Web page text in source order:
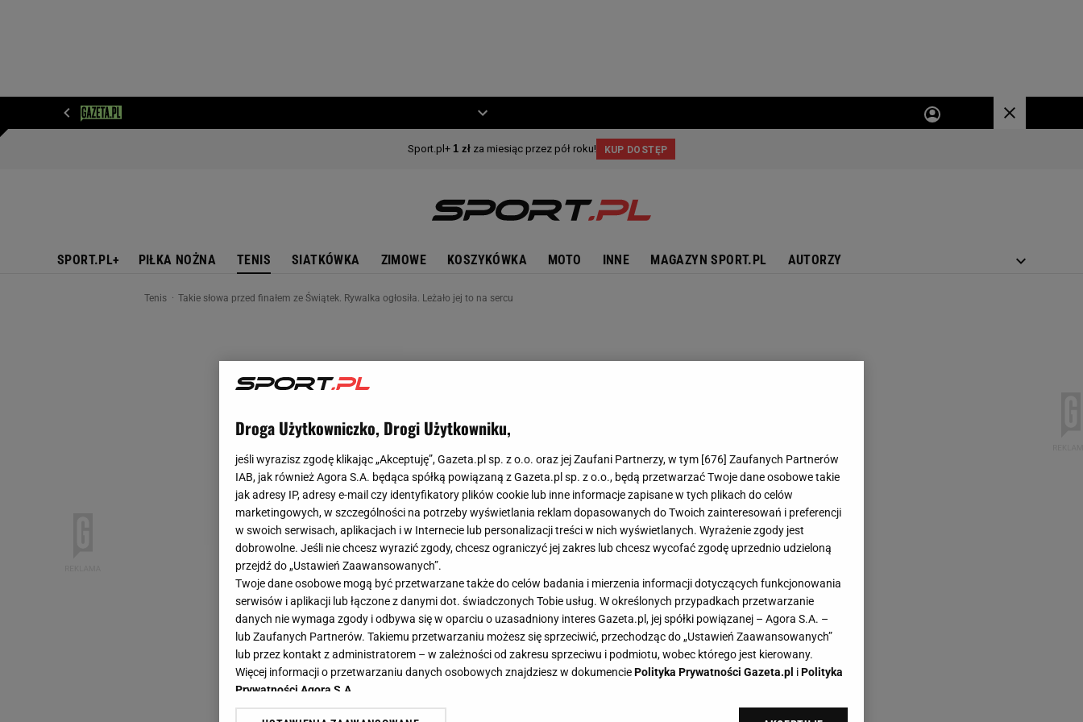
SPORT.PL+ PIŁKA NOŻNA TENIS SIATKÓWKA ZIMOWE KOSZYKÓWKA MOTO INNE MAGAZYN SPORT.PL AUTORZY
Tenis Takie słowa przed finałem ze Świątek. Rywalka ogłosiła. Leżało jej to na sercu
Droga Użytkowniczko, Drogi Użytkowniku,
jeśli wyrazisz zgodę klikając „Akceptuję”, Gazeta.pl sp. z o.o. oraz jej Zaufani Partnerzy, w tym [676] Zaufanych Partnerów
IAB, jak również Agora S.A. będąca spółką powiązaną z Gazeta.pl sp. z o.o., będą przetwarzać Twoje dane osobowe takie
jak adresy IP, adresy e-mail czy identyfikatory plików cookie lub inne informacje zapisane w tych plikach do celów
marketingowych, w szczególności na potrzeby wyświetlania reklam dopasowanych do Twoich zainteresowań i preferencji
w swoich serwisach, aplikacjach i w Internecie lub personalizacji treści w nich wyświetlanych. Wyrażenie zgody jest
dobrowolne. Jeśli nie chcesz wyrazić zgody, chcesz ograniczyć jej zakres lub chcesz wycofać zgodę uprzednio udzieloną
przejdź do „Ustawień Zaawansowanych”.
Twoje dane osobowe mogą być przetwarzane także do celów badania i mierzenia informacji dotyczących funkcjonowania
serwisów i aplikacji lub łączone z danymi dot. świadczonych Tobie usług. W określonych przypadkach przetwarzanie
danych nie wymaga zgody i odbywa się w oparciu o uzasadniony interes Gazeta.pl, jej spółki powiązanej – Agora S.A. –
lub Zaufanych Partnerów. Takiemu przetwarzaniu możesz się sprzeciwić, przechodząc do „Ustawień Zaawansowanych”
lub przez kontakt z administratorem – w zależności od zakresu sprzeciwu i podmiotu, wobec którego jest kierowany.
Więcej informacji o przetwarzaniu danych osobowych znajdziesz w dokumenciePolityka Prywatności Gazeta.pl iPolityka
Prywatności Agora S.A.